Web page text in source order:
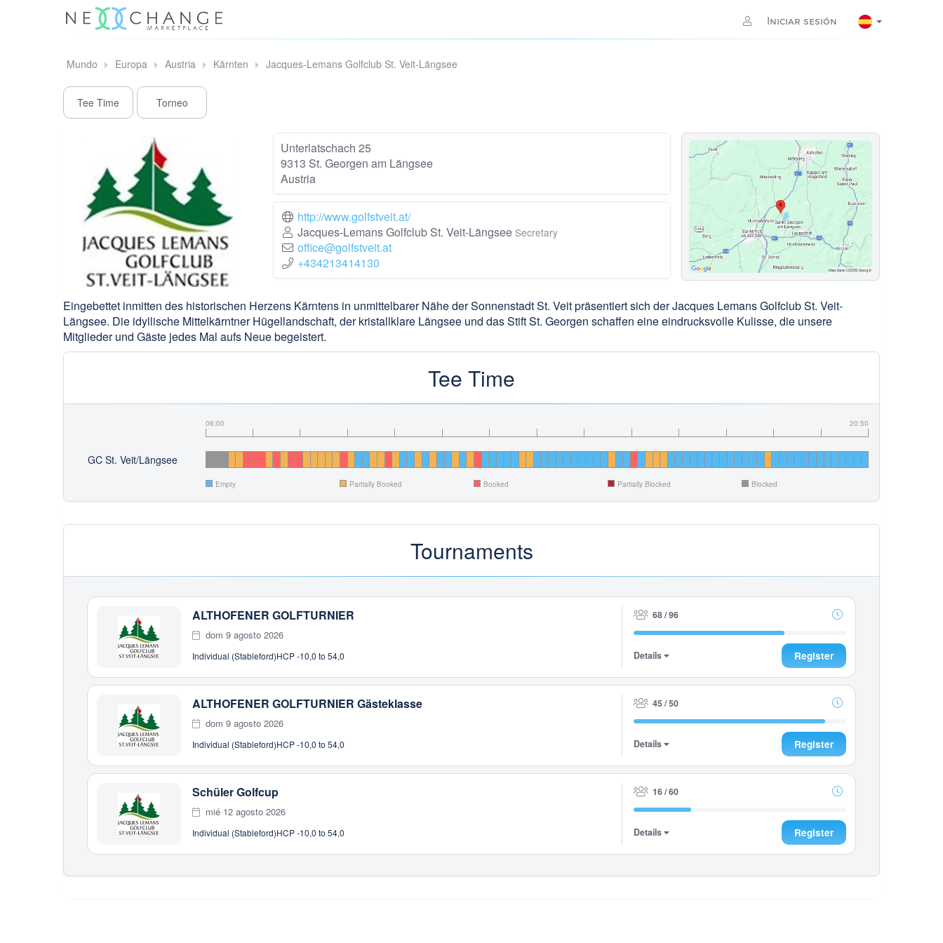
Iniciar sesión
Mundo Europa Austria Kärnten Jacques-Lemans Golfclub St. Veit-Längsee
Tee Time Torneo
Unterlatschach 25
9313 St. Georgen am Längsee
Austria
http://www.golfstveit.at/
Jacques-Lemans Golfclub St. Veit-Längsee Secretary
office@golfstveit.at
+434213414130
Eingebettet inmitten des historischen Herzens Kärntens in unmittelbarer Nähe der Sonnenstadt St. Veit präsentiert sich der Jacques Lemans Golfclub St. Veit-
Längsee. Die idyllische Mittelkärntner Hügellandschaft, der kristallklare Längsee und das Stift St. Georgen schaffen eine eindrucksvolle Kulisse, die unsere
Mitglieder und Gäste jedes Mal aufs Neue begeistert.
Tee Time
06:00 20:50
GC St. Veit/Längsee
Empty Partially Booked Booked Partially Blocked Blocked
Tournaments
ALTHOFENER GOLFTURNIER
dom 9 agosto 2026
Individual (Stableford)HCP -10,0 to 54,0
68 / 96
Details Register
ALTHOFENER GOLFTURNIER Gästeklasse
dom 9 agosto 2026
Individual (Stableford)HCP -10,0 to 54,0
45 / 50
Details Register
Schüler Golfcup
mié 12 agosto 2026
Individual (Stableford)HCP -10,0 to 54,0
16 / 60
Details Register